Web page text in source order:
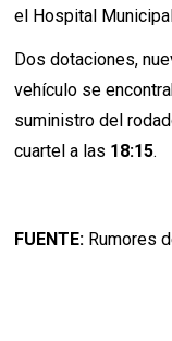
el Hospital
Dos dotaciones,
vehículo se
suministro del
cuartel a las 18:15.
FUENTE: Rumores